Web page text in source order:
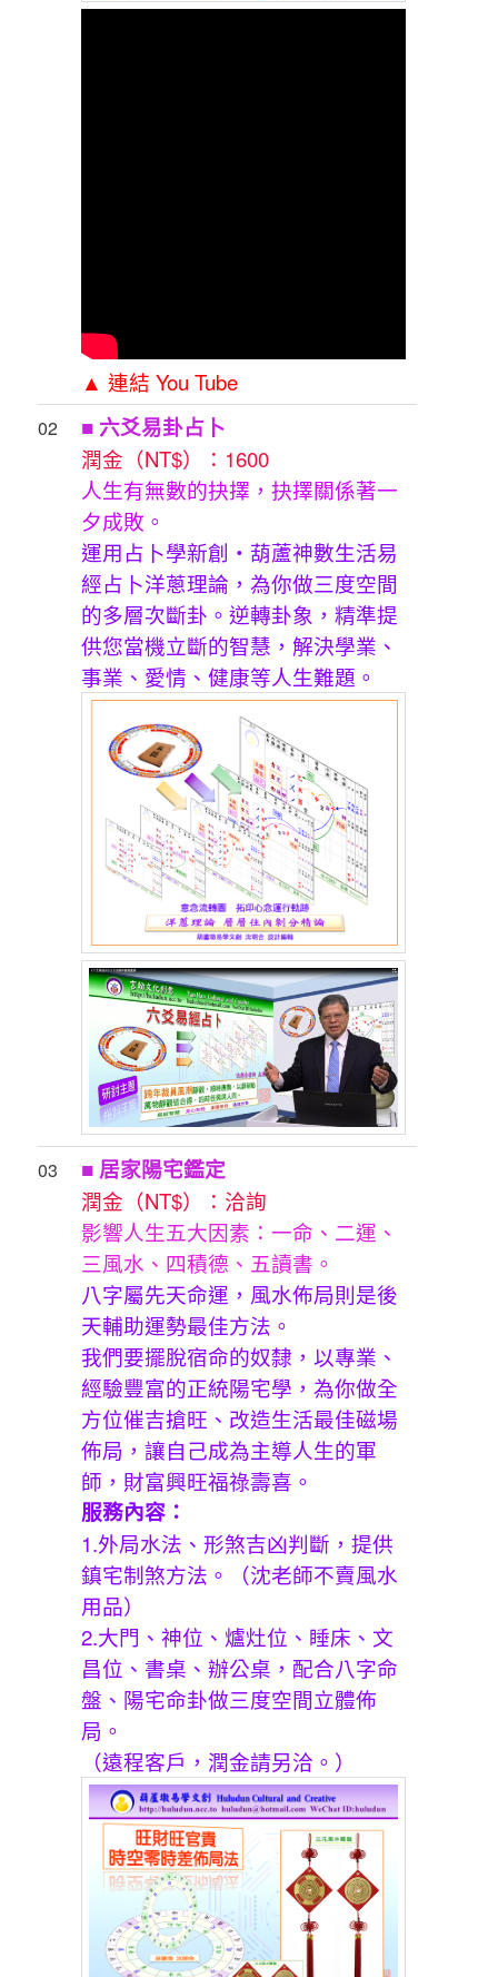
▲ 連結 You Tube
02 ■ 六爻易卦占卜
潤金（NT$）：1600
人生有無數的抉擇，抉擇關係著一
夕成敗。
運用占卜學新創‧葫蘆神數生活易
經占卜洋蔥理論，為你做三度空間
的多層次斷卦。逆轉卦象，精準提
供您當機立斷的智慧，解決學業、
事業、愛情、健康等人生難題。
03 ■ 居家陽宅鑑定
潤金（NT$）：洽詢
影響人生五大因素：一命、二運、
三風水、四積德、五讀書。
八字屬先天命運，風水佈局則是後
天輔助運勢最佳方法。
我們要擺脫宿命的奴隸，以專業、
經驗豐富的正統陽宅學，為你做全
方位催吉搶旺、改造生活最佳磁場
佈局，讓自己成為主導人生的軍
師，財富興旺福祿壽喜。
服務內容：
1.外局水法、形煞吉凶判斷，提供
鎮宅制煞方法。（沈老師不賣風水
用品）
2.大門、神位、爐灶位、睡床、文
昌位、書桌、辦公桌，配合八字命
盤、陽宅命卦做三度空間立體佈
局。
（遠程客戶，潤金請另洽。）